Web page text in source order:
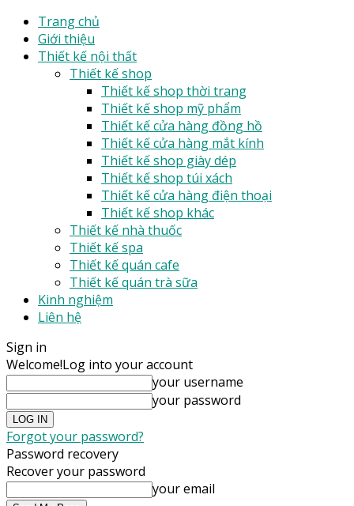
Trang chủ
Giới thiệu
Thiết kế nội thất
Thiết kế shop
Thiết kế shop thời trang
Thiết kế shop mỹ phẩm
Thiết kế cửa hàng đồng hồ
Thiết kế cửa hàng mắt kính
Thiết kế shop giày dép
Thiết kế shop túi xách
Thiết kế cửa hàng điện thoại
Thiết kế shop khác
Thiết kế nhà thuốc
Thiết kế spa
Thiết kế quán cafe
Thiết kế quán trà sữa
Kinh nghiệm
Liên hệ
Sign in
Welcome!Log into your account
your username
your password
Forgot your password?
Password recovery
Recover your password
your email